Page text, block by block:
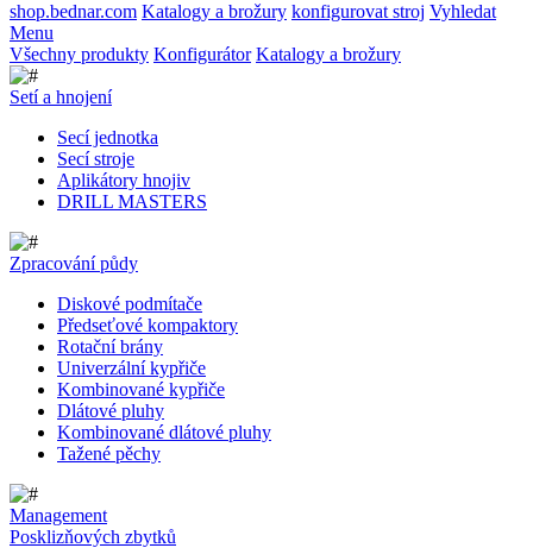
shop.bednar.com Katalogy a brožury konfigurovat stroj Vyhledat
Menu
Všechny produkty Konfigurátor Katalogy a brožury
Setí a hnojení
Secí jednotka
Secí stroje
Aplikátory hnojiv
DRILL MASTERS
Zpracování půdy
Diskové podmítače
Předseťové kompaktory
Rotační brány
Univerzální kypřiče
Kombinované kypřiče
Dlátové pluhy
Kombinované dlátové pluhy
Tažené pěchy
Management
Posklizňových zbytků